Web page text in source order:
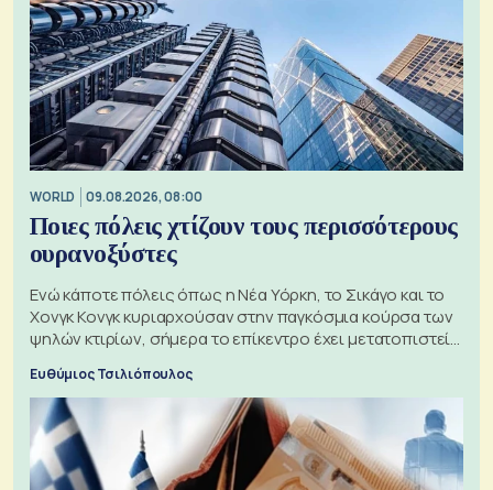
WORLD 09.08.2026, 08:00
Ποιες πόλεις χτίζουν τους περισσότερους
ουρανοξύστες
Ενώ κάποτε πόλεις όπως η Νέα Υόρκη, το Σικάγο και το
Χονγκ Κονγκ κυριαρχούσαν στην παγκόσμια κούρσα των
ψηλών κτιρίων, σήμερα το επίκεντρο έχει μετατοπιστεί
Ευθύμιος Τσιλιόπουλος